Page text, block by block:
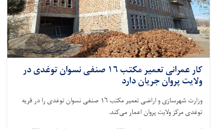
کار عمرانی تعمیر مکتب ۱۶ صنفی نسوان توغدی در
ولایت پروان جریان دارد
وزارت شهرسازی و اراضی تعمیر مکتب ۱۶ صنفی نسوان توغدی را در قریه
توغدی مرکز ولایت پروان اعمار می‌کند.